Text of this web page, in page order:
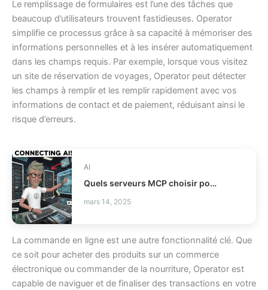
Le remplissage de formulaires est l’une des tâches que
beaucoup d’utilisateurs trouvent fastidieuses. Operator
simplifie ce processus grâce à sa capacité à mémoriser des
informations personnelles et à les insérer automatiquement
dans les champs requis. Par exemple, lorsque vous visitez
un site de réservation de voyages, Operator peut détecter
les champs à remplir et les remplir rapidement avec vos
informations de contact et de paiement, réduisant ainsi le
risque d’erreurs.
AI
Quels serveurs MCP choisir pour vos agents IA ?
mars 14, 2025
La commande en ligne est une autre fonctionnalité clé. Que
ce soit pour acheter des produits sur un commerce
électronique ou commander de la nourriture, Operator est
capable de naviguer et de finaliser des transactions en votre